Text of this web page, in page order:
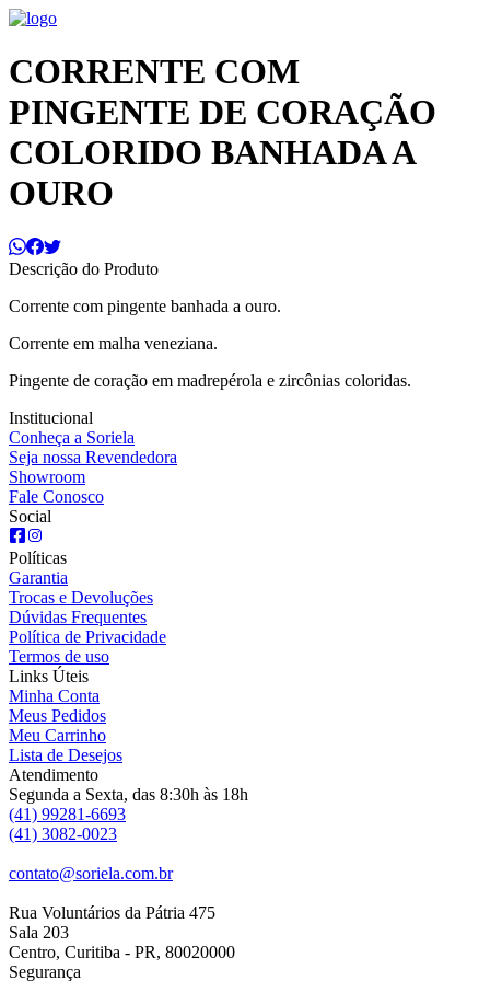
CORRENTE COM
PINGENTE DE CORAÇÃO
COLORIDO BANHADA A
OURO
Descrição do Produto
Corrente com pingente banhada a ouro.
Corrente em malha veneziana.
Pingente de coração em madrepérola e zircônias coloridas.
Institucional
Conheça a Soriela
Seja nossa Revendedora
Showroom
Fale Conosco
Social
Políticas
Garantia
Trocas e Devoluções
Dúvidas Frequentes
Política de Privacidade
Termos de uso
Links Úteis
Minha Conta
Meus Pedidos
Meu Carrinho
Lista de Desejos
Atendimento
Segunda a Sexta, das 8:30h às 18h
(41) 99281-6693
(41) 3082-0023
contato@soriela.com.br
Rua Voluntários da Pátria 475
Sala 203
Centro, Curitiba - PR, 80020000
Segurança